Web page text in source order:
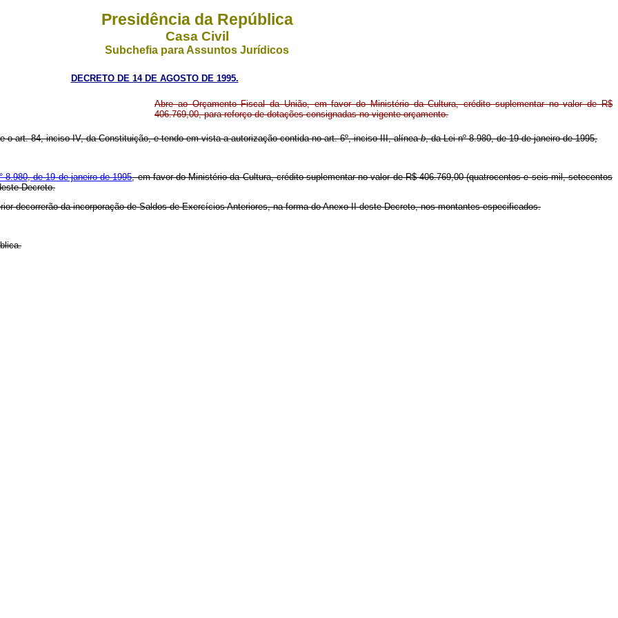
Presidência da República
Casa Civil
Subchefia para Assuntos Jurídicos
DECRETO DE 14 DE AGOSTO DE 1995.
Abre ao Orçamento Fiscal da União, em favor do Ministério da Cultura, crédito suplementar no valor de R$
406.769,00, para reforço de dotações consignadas no vigente orçamento.
o art. 84, inciso IV, da Constituição, e tendo em vista a autorização contida no art. 6º, inciso III, alíneab, da Lei nº 8.980, de 19 de janeiro de 1995,
8.980, de 19 de janeiro de 1995, em favor do Ministério da Cultura, crédito suplementar no valor de R$ 406.769,00 (quatrocentos e seis mil, setecentos
Decreto.
decorrerão da incorporação de Saldos de Exercícios Anteriores, na forma do Anexo II deste Decreto, nos montantes especificados.